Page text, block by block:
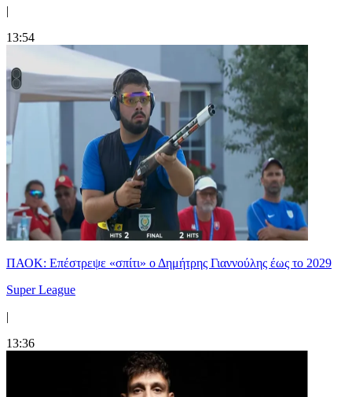
|
13:54
ΠΑΟΚ: Επέστρεψε «σπίτι» ο Δημήτρης Γιαννούλης έως το 2029
Super League
|
13:36